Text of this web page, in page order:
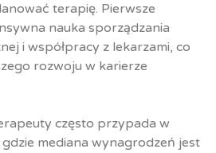
terapię. Pierwsze
nauka sporządzania
i współpracy z lekarzami, co
rozwoju w karierze
często przypada w
mediana wynagrodzeń jest